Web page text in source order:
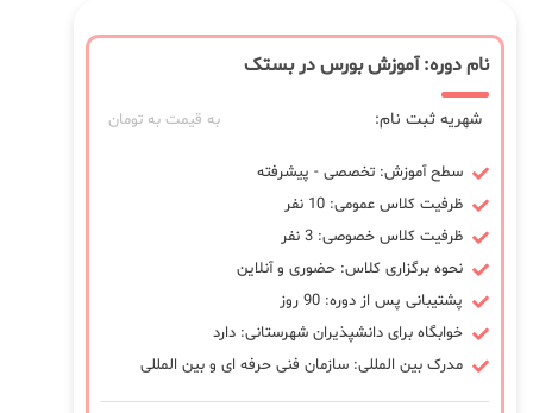
نام دوره: آموزش بورس در بستک
شهریه ثبت نام: به قیمت به تومان
سطح آموزش: تخصصی - پیشرفته
ظرفیت کلاس عمومی: 10 نفر
ظرفیت کلاس خصوصی: 3 نفر
نحوه برگزاری کلاس: حضوری و آنلاین
پشتیبانی پس از دوره: 90 روز
خوابگاه برای دانشپذیران شهرستانی: دارد
مدرک بین المللی: سازمان فنی حرفه ای و بین المللی